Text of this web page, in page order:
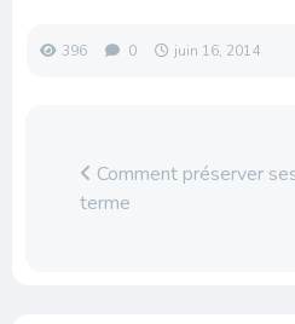
396 0 juin 16, 2014
Comment préserver
terme